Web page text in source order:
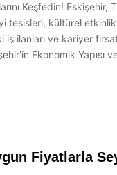
Keşfedin!
tesisleri, kültürel
iş ilanları ve kariyer
Ekonomik
Fiyatlarla